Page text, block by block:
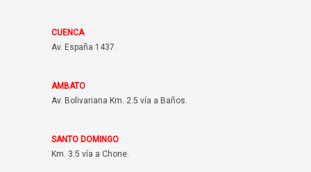
CUENCA
Av. España 1437.
AMBATO
Av. Bolivariana Km. 2.5 vía a Baños.
SANTO DOMINGO
Km. 3.5 vía a Chone.